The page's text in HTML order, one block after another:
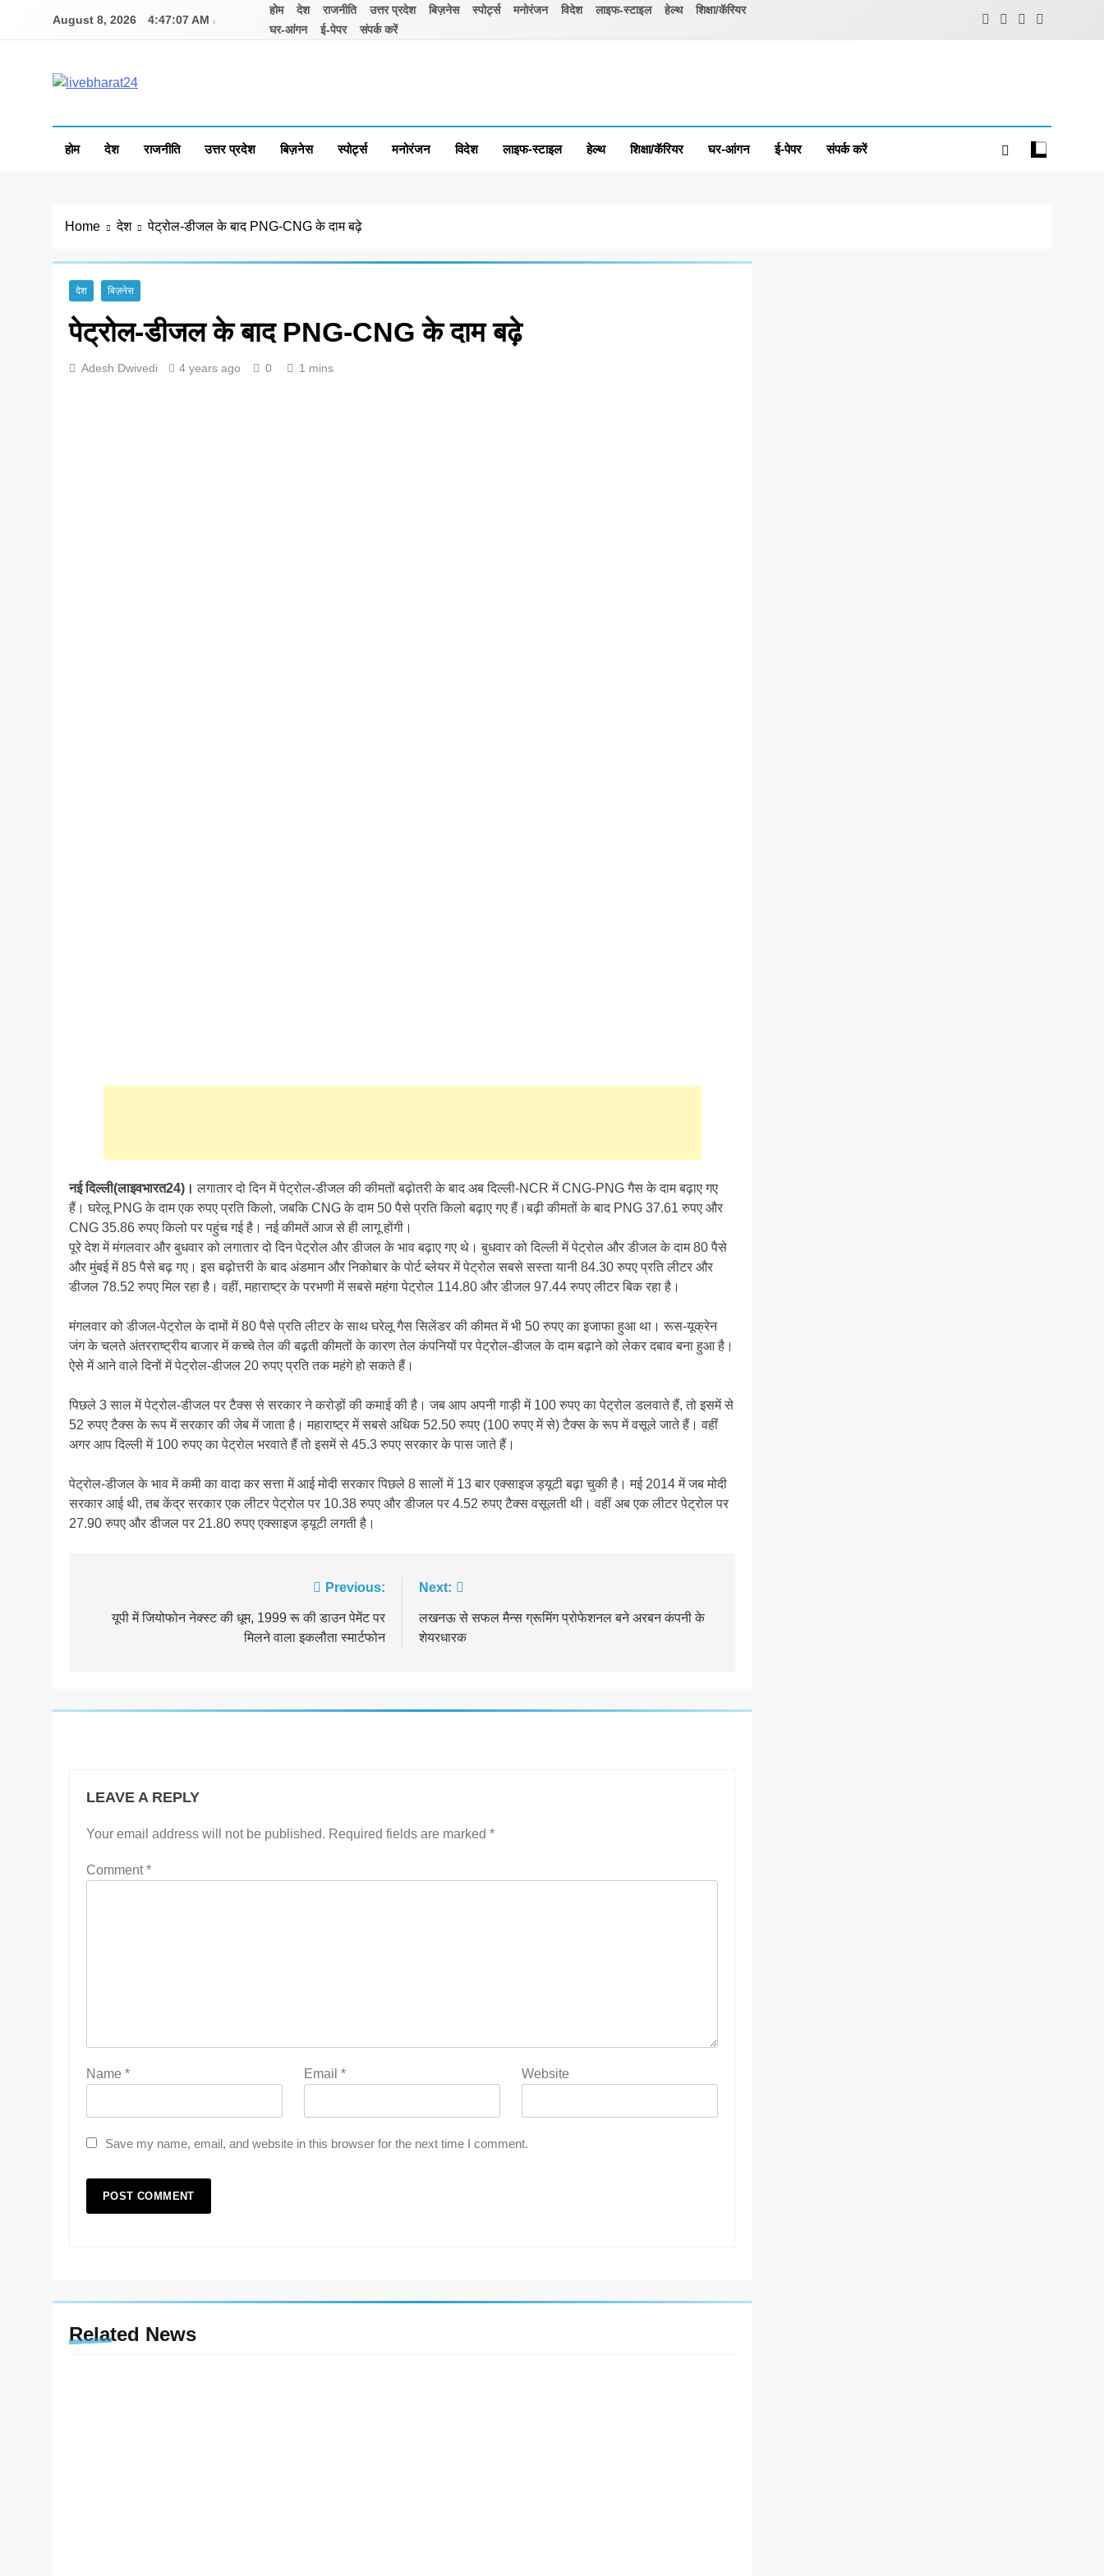
August 8, 2026 4:47:07 AM
होम देश राजनीति उत्तर प्रदेश बिज़नेस स्पोर्ट्स मनोरंजन विदेश लाइफ-स्टाइल हेल्थ
शिक्षा/कॅरियर
घर-आंगन
ई-पेपर संपर्क करें
होम देश राजनीति उत्तर प्रदेश बिज़नेस स्पोर्ट्स मनोरंजन विदेश लाइफ-स्टाइल हेल्थ शिक्षा/कॅरियर घर-आंगन ई-पेपर संपर्क करें
Home देश पेट्रोल-डीजल के बाद PNG-CNG के दाम बढ़े
देश बिज़नेस
पेट्रोल-डीजल के बाद PNG-CNG के दाम बढ़े
Adesh Dwivedi 4 years ago 0 1 mins
नई दिल्ली(लाइवभारत24)।लगातार दो दिन में पेट्रोल-डीजल की कीमतों बढ़ोतरी के बाद अब दिल्ली-NCR में CNG-PNG गैस के दाम बढ़ाए गए
हैं। घरेलू PNG के दाम एक रुपए प्रति किलो, जबकि CNG के दाम 50 पैसे प्रति किलो बढ़ाए गए हैं।बढ़ी कीमतों के बाद PNG 37.61 रुपए और
CNG 35.86 रुपए किलो पर पहुंच गई है। नई कीमतें आज से ही लागू होंगी।
पूरे देश में मंगलवार और बुधवार को लगातार दो दिन पेट्रोल और डीजल के भाव बढ़ाए गए थे। बुधवार को दिल्ली में पेट्रोल और डीजल के दाम 80 पैसे
और मुंबई में 85 पैसे बढ़ गए। इस बढ़ोत्तरी के बाद अंडमान और निकोबार के पोर्ट ब्लेयर में पेट्रोल सबसे सस्ता यानी 84.30 रुपए प्रति लीटर और
डीजल 78.52 रुपए मिल रहा है। वहीं, महाराष्ट्र के परभणी में सबसे महंगा पेट्रोल 114.80 और डीजल 97.44 रुपए लीटर बिक रहा है।
मंगलवार को डीजल-पेट्रोल के दामों में 80 पैसे प्रति लीटर के साथ घरेलू गैस सिलेंडर की कीमत में भी 50 रुपए का इजाफा हुआ था। रूस-यूक्रेन
जंग के चलते अंतरराष्ट्रीय बाजार में कच्चे तेल की बढ़ती कीमतों के कारण तेल कंपनियों पर पेट्रोल-डीजल के दाम बढ़ाने को लेकर दबाव बना हुआ है।
ऐसे में आने वाले दिनों में पेट्रोल-डीजल 20 रुपए प्रति तक महंगे हो सकते हैं।
पिछले 3 साल में पेट्रोल-डीजल पर टैक्स से सरकार ने करोड़ों की कमाई की है। जब आप अपनी गाड़ी में 100 रुपए का पेट्रोल डलवाते हैं, तो इसमें से
52 रुपए टैक्स के रूप में सरकार की जेब में जाता है। महाराष्ट्र में सबसे अधिक 52.50 रुपए (100 रुपए में से) टैक्स के रूप में वसूले जाते हैं। वहीं
अगर आप दिल्ली में 100 रुपए का पेट्रोल भरवाते हैं तो इसमें से 45.3 रुपए सरकार के पास जाते हैं।
पेट्रोल-डीजल के भाव में कमी का वादा कर सत्ता में आई मोदी सरकार पिछले 8 सालों में 13 बार एक्साइज ड्यूटी बढ़ा चुकी है। मई 2014 में जब मोदी
सरकार आई थी, तब केंद्र सरकार एक लीटर पेट्रोल पर 10.38 रुपए और डीजल पर 4.52 रुपए टैक्स वसूलती थी। वहीं अब एक लीटर पेट्रोल पर
27.90 रुपए और डीजल पर 21.80 रुपए एक्साइज ड्यूटी लगती है।
navigation
Previous:
यूपी में जियोफोन नेक्स्ट की धूम, 1999 रू की डाउन पेमेंट पर
मिलने वाला इकलौता स्मार्टफोन
Next:
लखनऊ से सफल मैन्स ग्रूमिंग प्रोफेशनल बने अरबन कंपनी के
शेयरधारक
LEAVE A REPLY
Your email address will not be published. Required fields are marked *
Comment*
Name * Email* Website
Save my name, email, and website in this browser for the next time I comment.
Related News